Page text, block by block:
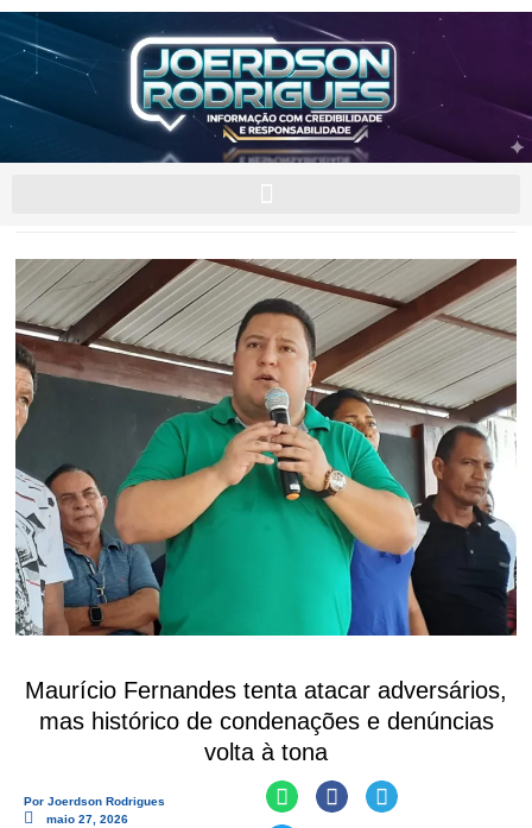
Maurício Fernandes tenta atacar adversários,
mas histórico de condenações e denúncias
volta à tona
Por Joerdson Rodrigues
maio 27, 2026